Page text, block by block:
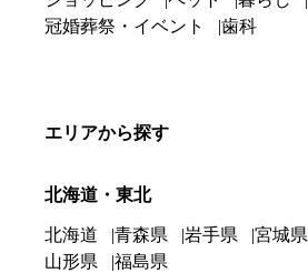
冠婚葬祭・イベント
歯科
エリアから探す
北海道・東北
北海道 青森県 岩手県 宮城県
山形県
福島県